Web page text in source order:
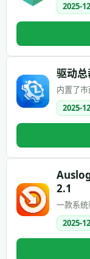
2025-
驱动
内置了
2025-
2.1
一款系
2025-